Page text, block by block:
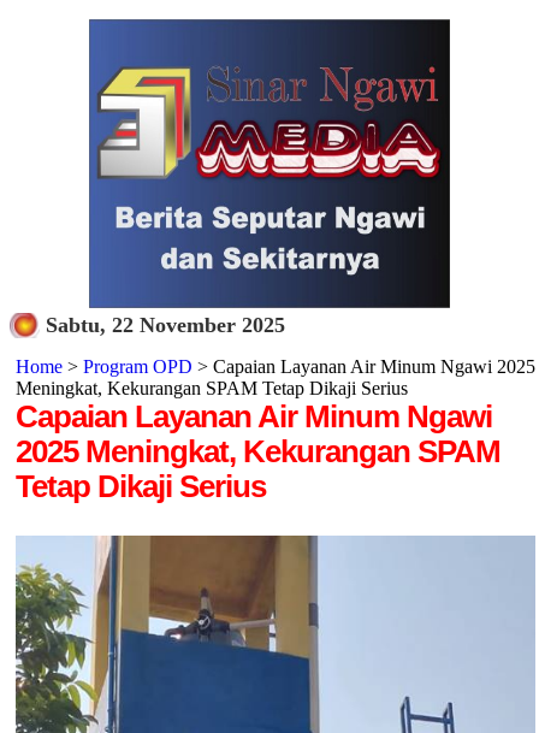
Sabtu, 22 November 2025
Home> Program OPD > Capaian Layanan Air Minum Ngawi 2025
Meningkat, Kekurangan SPAM Tetap Dikaji Serius
Capaian Layanan Air Minum Ngawi
2025 Meningkat, Kekurangan SPAM
Tetap Dikaji Serius